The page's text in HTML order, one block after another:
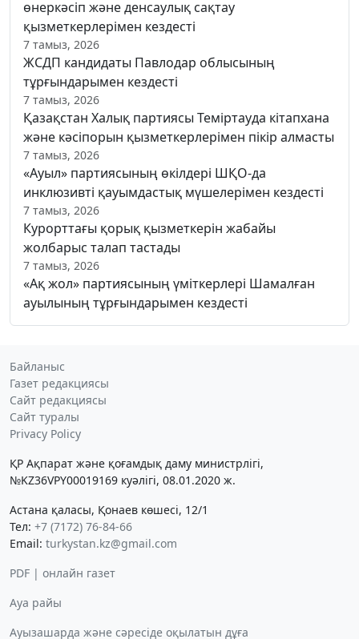
өнеркәсіп және денсаулық сақтау
қызметкерлерімен кездесті
7 тамыз, 2026
ЖСДП кандидаты Павлодар облысының
тұрғындарымен кездесті
7 тамыз, 2026
Қазақстан Халық партиясы Теміртауда кітапхана
және кәсіпорын қызметкерлерімен пікір алмасты
7 тамыз, 2026
«Ауыл» партиясының өкілдері ШҚО-да
инклюзивті қауымдастық мүшелерімен кездесті
7 тамыз, 2026
Курорттағы қорық қызметкерін жабайы
жолбарыс талап тастады
7 тамыз, 2026
«Ақ жол» партиясының үміткерлері Шамалған
ауылының тұрғындарымен кездесті
Байланыс
Газет редакциясы
Сайт редакциясы
Сайт туралы
Privacy Policy
ҚР Ақпарат және қоғамдық даму министрлігі,
№KZ36VPY00019169 куәлігі, 08.01.2020 ж.
Астана қаласы, Қонаев көшесі, 12/1
Тел: +7 (7172) 76-84-66
Email: turkystan.kz@gmail.com
PDF | онлайн газет
Ауа райы
Ауызашарда және сәресіде оқылатын дұға